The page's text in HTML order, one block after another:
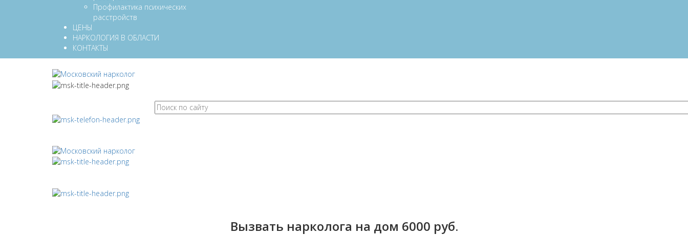
Профилактика психических
расстройств
ЦЕНЫ
НАРКОЛОГИЯ В ОБЛАСТИ
КОНТАКТЫ
Вызвать нарколога на дом 6000 руб.